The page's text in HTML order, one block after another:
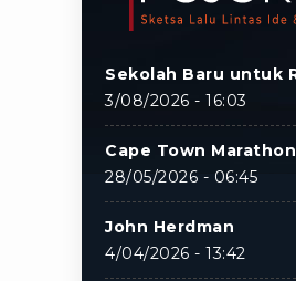
Sekolah Baru untuk
3/08/2026 - 16:03
Cape Town Marathon
28/05/2026 - 06:45
John Herdman
4/04/2026 - 13:42